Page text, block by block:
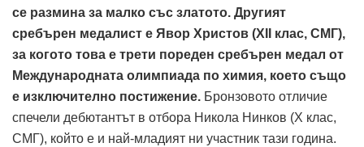
се размина за малко със златото. Другият
сребърен медалист е Явор Христов (XII клас, СМГ),
за когото това е трети пореден сребърен медал от
Международната олимпиада по химия, което също
е изключително постижение. Бронзовото отличие
спечели дебютантът в отбора Никола Нинков (X клас,
СМГ), който е и най-младият ни участник тази година.